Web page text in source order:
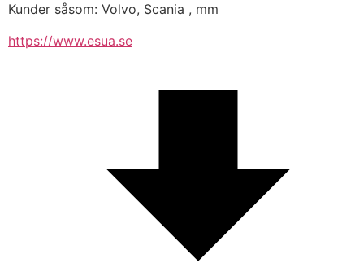
Kunder såsom: Volvo, Scania , mm
https://www.esua.se